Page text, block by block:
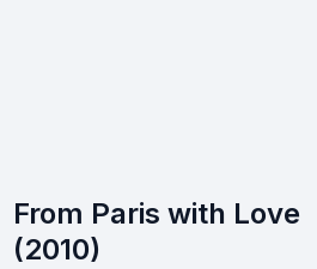
From Paris with Love
(2010)